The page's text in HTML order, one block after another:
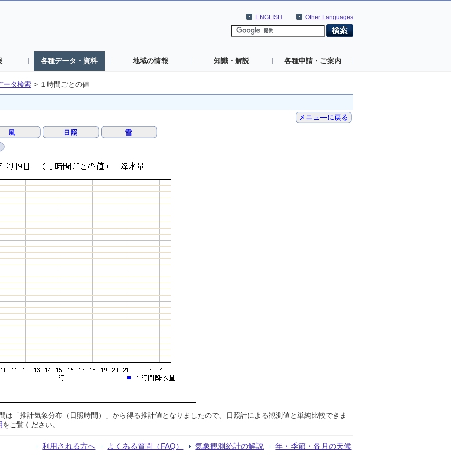
Other Languages
ENGLISH
各種データ・資料 地域の情報 知識・解説 各種申請・ご案内
ータ検索 > １時間ごとの値
は「推計気象分布（日照時間）」から得る推計値となりましたので、日照計による観測値と単純比較できま
をご覧ください。
利用される方へ よくある質問（FAQ） 気象観測統計の解説 年・季節・各月の天候